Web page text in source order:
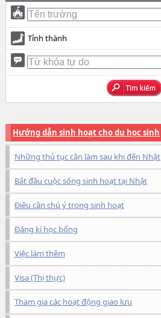
Tỉnh thành
Hướng dẫn sinh hoạt cho du học sinh
Những thủ tục cần làm sau khi đến Nhật
Bắt đầu cuộc sống sinh hoạt tại Nhật
Điều cần chú ý trong sinh hoạt
Đăng kí học bổng
Việc làm thêm
Visa (Thị thực)
Tham gia các hoạt động giao lưu